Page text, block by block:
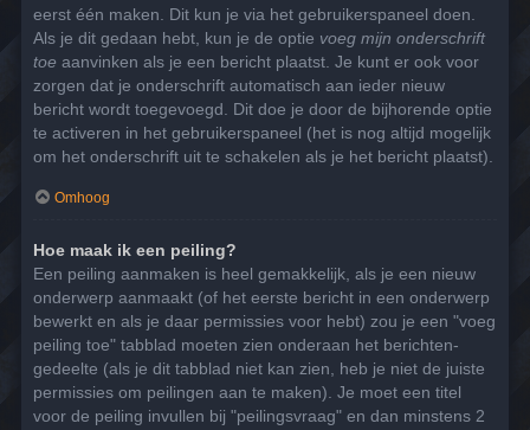
eerst één maken. Dit kun je via het gebruikerspaneel doen.
Als je dit gedaan hebt, kun je de optie voeg mijn onderschrift
toe aanvinken als je een bericht plaatst. Je kunt er ook voor
zorgen dat je onderschrift automatisch aan ieder nieuw
bericht wordt toegevoegd. Dit doe je door de bijhorende optie
te activeren in het gebruikerspaneel (het is nog altijd mogelijk
om het onderschrift uit te schakelen als je het bericht plaatst).
Omhoog
Hoe maak ik een peiling?
Een peiling aanmaken is heel gemakkelijk, als je een nieuw
onderwerp aanmaakt (of het eerste bericht in een onderwerp
bewerkt en als je daar permissies voor hebt) zou je een "voeg
peiling toe" tabblad moeten zien onderaan het berichten-
gedeelte (als je dit tabblad niet kan zien, heb je niet de juiste
permissies om peilingen aan te maken). Je moet een titel
voor de peiling invullen bij "peilingsvraag" en dan minstens 2